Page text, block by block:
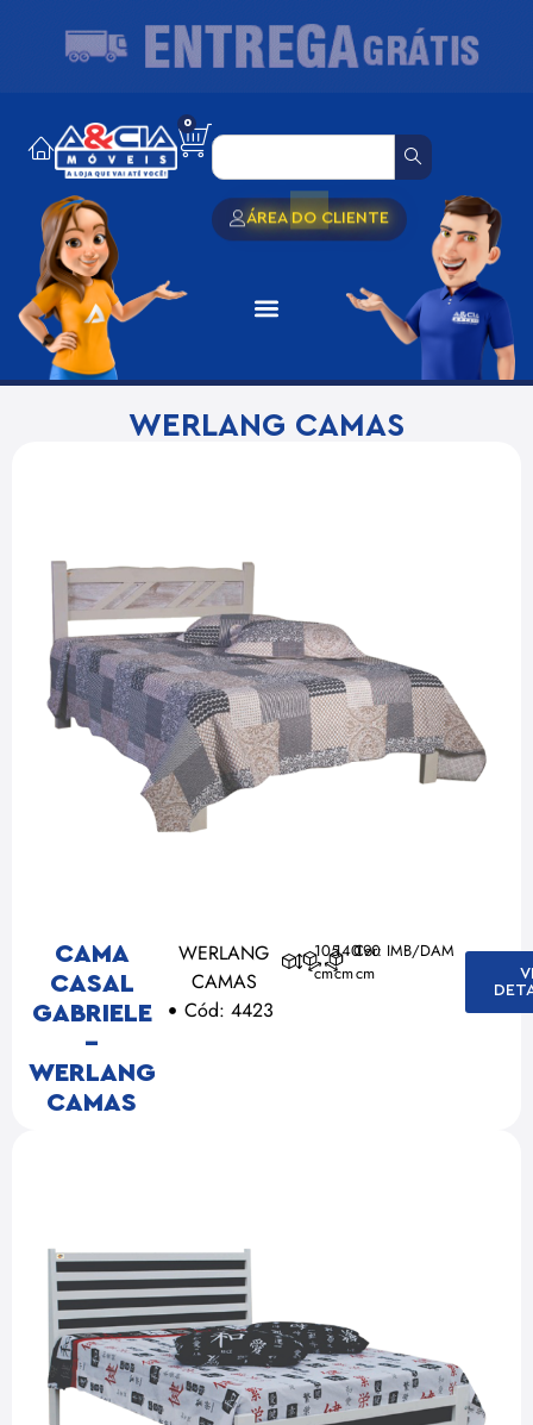
0
ÁREA DO CLIENTE
WERLANG CAMAS
CAMA
CASAL
GABRIELE
–
WERLANG
CAMAS
WERLANG
CAMAS
Cód: 4423
105
cm
140
cm
190
cm
Cor: IMB/DAM